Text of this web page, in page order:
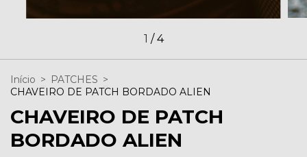
1 /4
Início > PATCHES >
CHAVEIRO DE PATCH BORDADO ALIEN
CHAVEIRO DE PATCH
BORDADO ALIEN